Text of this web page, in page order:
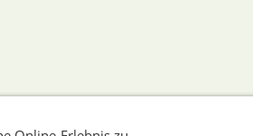
Datenschutzerklärung